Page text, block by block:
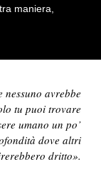
avrebbe
tu puoi trovare
umano un po’
dove altri
dritto».
maniera,